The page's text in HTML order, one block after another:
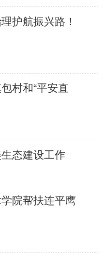
护航振兴路！
村和“平安直
态建设工作
院帮扶连平鹰